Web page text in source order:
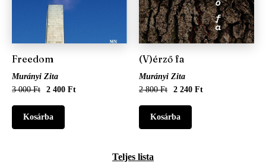
Freedom
Murányi Zita
3 000 Ft
2 400 Ft
(V)érző fa
Murányi Zita
2 800 Ft
2 240 Ft
Teljes lista